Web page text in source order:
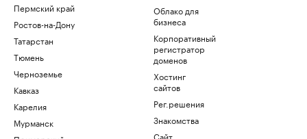
Пермский край
Ростов-на-Дону
Татарстан
Тюмень
Черноземье
Кавказ
Карелия
Мурманск
Облако для
бизнеса
Корпоративный
регистратор
доменов
Хостинг
сайтов
Рег.решения
Знакомства
Сайт